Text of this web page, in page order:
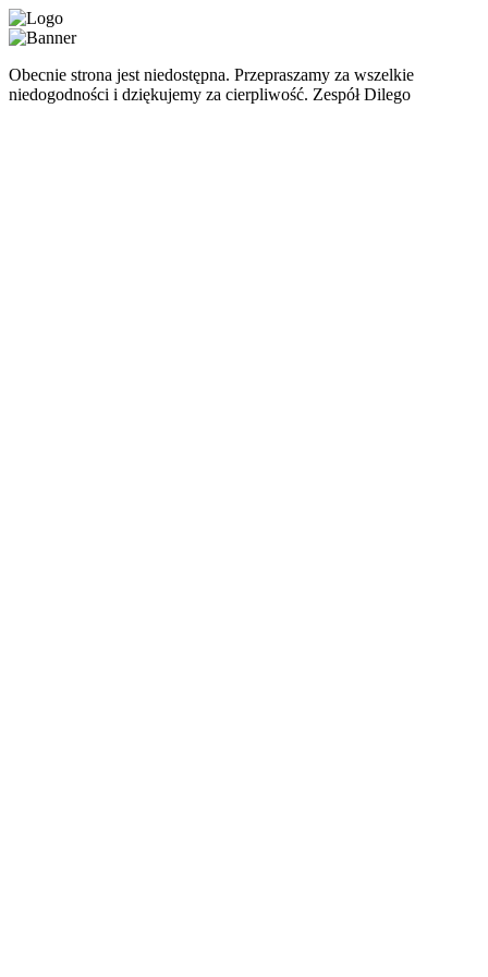
Obecnie strona jest niedostępna. Przepraszamy za wszelkie
niedogodności i dziękujemy za cierpliwość. Zespół Dilego